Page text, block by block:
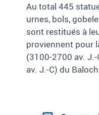
Au total 445
urnes, bols,
sont restitués à
proviennent pour
(3100-2700 av.
av. J.-C) du